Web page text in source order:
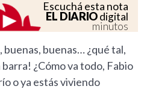
Escuchá esta nota
EL DIARIOdigital
minutos
buenas, buenas… ¿qué tal,
barra! ¿Cómo va todo, Fabio
o ya estás viviendo